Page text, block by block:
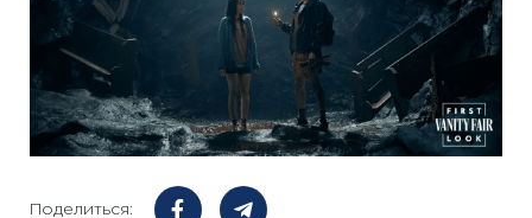
Поделиться: